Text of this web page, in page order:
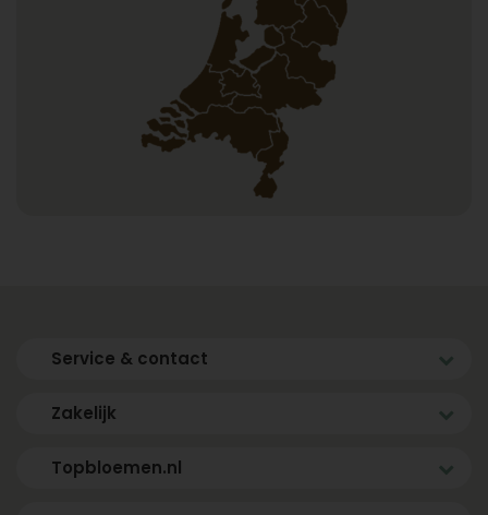
Service & contact
Zakelijk
Topbloemen.nl